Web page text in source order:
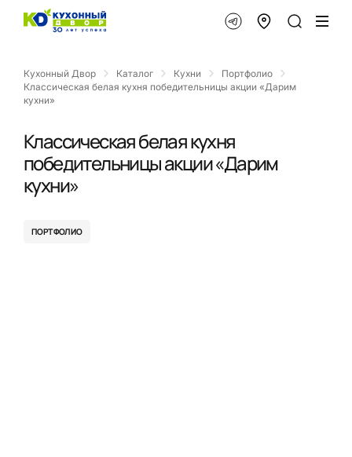
Кухонный Двор Каталог Кухни
Портфолио
Классическая белая кухня победительницы акции «Дарим
кухни»
Классическая белая кухня
победительницы акции «Дарим
кухни»
ПОРТФОЛИО